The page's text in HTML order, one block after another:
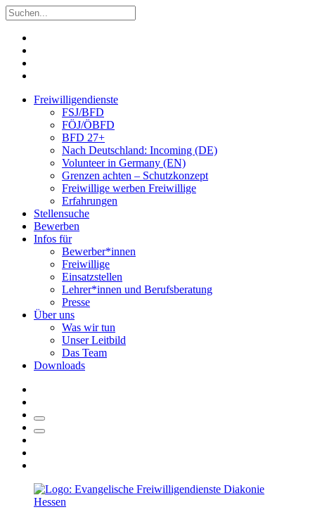
Freiwilligendienste
FSJ/BFD
FÖJ/ÖBFD
BFD 27+
Nach Deutschland: Incoming (DE)
Volunteer in Germany (EN)
Grenzen achten – Schutzkonzept
Freiwillige werben Freiwillige
Erfahrungen
Stellensuche
Bewerben
Infos für
Bewerber*innen
Freiwillige
Einsatzstellen
Lehrer*innen und Berufsberatung
Presse
Über uns
Was wir tun
Unser Leitbild
Das Team
Downloads